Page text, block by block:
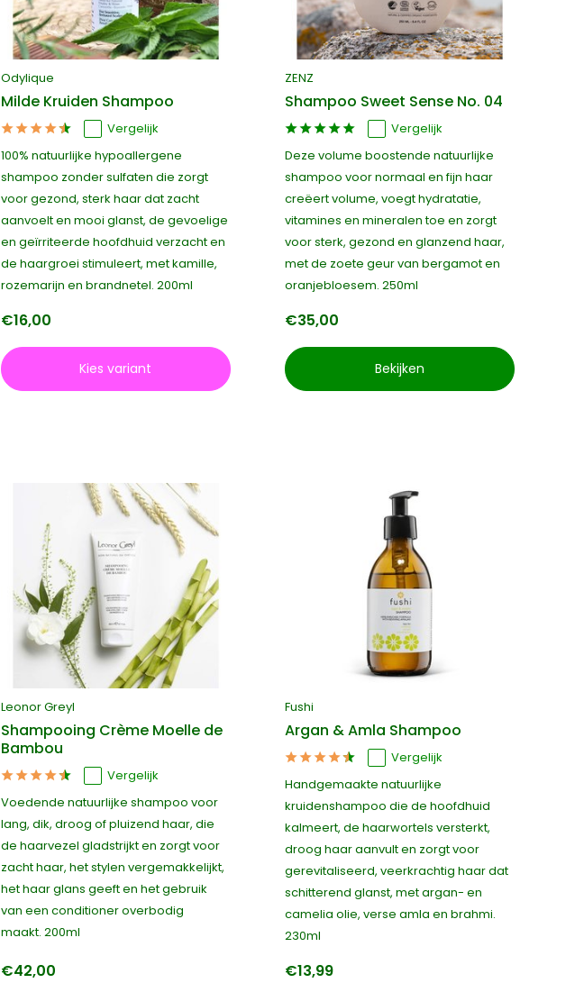
Odylique
Milde Kruiden Shampoo
Vergelijk
100% natuurlijke hypoallergene
shampoo zonder sulfaten die zorgt
voor gezond, sterk haar dat zacht
aanvoelt en mooi glanst, de gevoelige
en geïrriteerde hoofdhuid verzacht en
de haargroei stimuleert, met kamille,
rozemarijn en brandnetel. 200ml
€16,00
Kies variant
ZENZ
Shampoo Sweet Sense No. 04
Vergelijk
Deze volume boostende natuurlijke
shampoo voor normaal en fijn haar
creëert volume, voegt hydratatie,
vitamines en mineralen toe en zorgt
voor sterk, gezond en glanzend haar,
met de zoete geur van bergamot en
oranjebloesem. 250ml
€35,00
Bekijken
Leonor Greyl
Shampooing Crème Moelle de
Bambou
Vergelijk
Voedende natuurlijke shampoo voor
lang, dik, droog of pluizend haar, die
de haarvezel gladstrijkt en zorgt voor
zacht haar, het stylen vergemakkelijkt,
het haar glans geeft en het gebruik
van een conditioner overbodig
maakt. 200ml
€42,00
Fushi
Argan & Amla Shampoo
Vergelijk
Handgemaakte natuurlijke
kruidenshampoo die de hoofdhuid
kalmeert, de haarwortels versterkt,
droog haar aanvult en zorgt voor
gerevitaliseerd, veerkrachtig haar dat
schitterend glanst, met argan- en
camelia olie, verse amla en brahmi.
230ml
€13,99